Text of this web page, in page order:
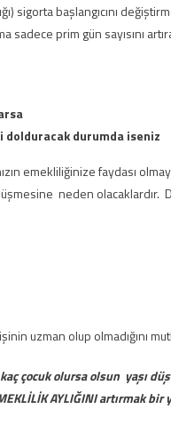
sigorta başlangıcını
prim gün sayısını
dolduracak durumda iseniz
emekliliğinize faydası
neden
uzman olup olmadığını
çocuk olursa olsun yaşı
AYLIĞINI artırmak bir